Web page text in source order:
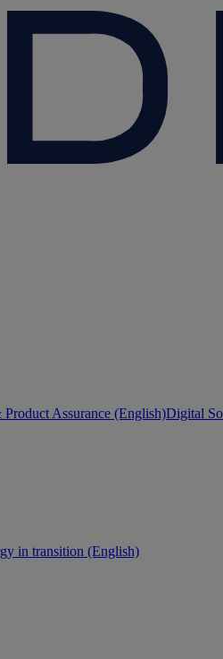
Assurance (English)Digital
in transition (English)